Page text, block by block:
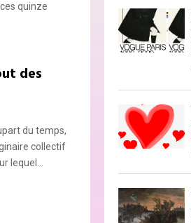
quinze
des
du temps,
collectif
lequel...